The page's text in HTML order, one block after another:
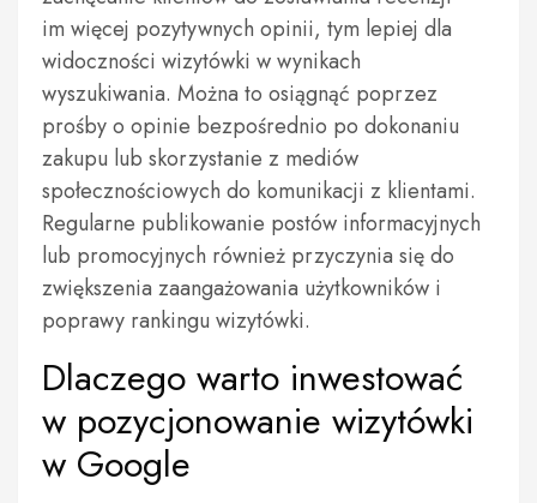
im więcej pozytywnych opinii, tym lepiej dla
widoczności wizytówki w wynikach
wyszukiwania. Można to osiągnąć poprzez
prośby o opinie bezpośrednio po dokonaniu
zakupu lub skorzystanie z mediów
społecznościowych do komunikacji z klientami.
Regularne publikowanie postów informacyjnych
lub promocyjnych również przyczynia się do
zwiększenia zaangażowania użytkowników i
poprawy rankingu wizytówki.
Dlaczego warto inwestować
w pozycjonowanie wizytówki
w Google